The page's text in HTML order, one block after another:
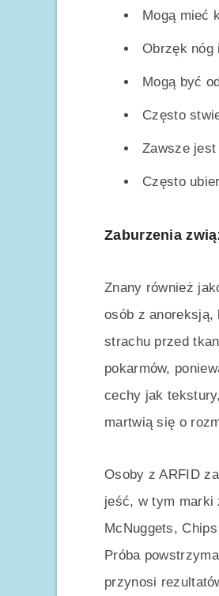
Mogą mieć
Obrzęk nóg
Mogą być
Często
Zawsze
Często
Zaburzenia
Znany również
osób z anoreksją,
strachu przed
pokarmów,
cechy jak
martwią się o
Osoby z ARFID
jeść, w tym marki
McNuggets,
Próba
przynosi